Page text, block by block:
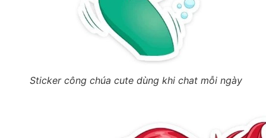
Sticker công chúa cute dùng khi chat mỗi ngày